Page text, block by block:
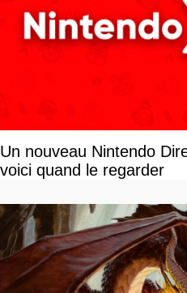
Un nouveau Nintendo
voici quand le regarder